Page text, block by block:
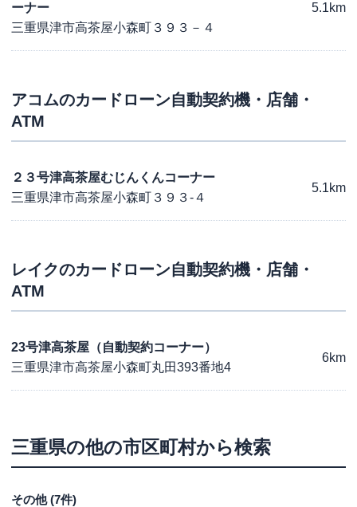
ーナー
三重県津市高茶屋小森町３９３－４
5.1km
アコムのカードローン自動契約機・店舗・
ATM
２３号津高茶屋むじんくんコーナー
三重県津市高茶屋小森町３９３-４
5.1km
レイクのカードローン自動契約機・店舗・
ATM
23号津高茶屋（自動契約コーナー）
三重県津市高茶屋小森町丸田393番地4
6km
三重県の他の市区町村から検索
その他(7件)